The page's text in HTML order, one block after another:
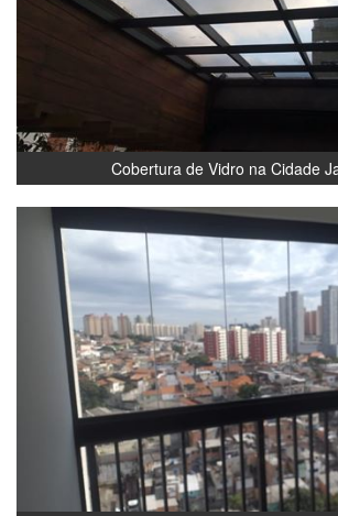
Cobertura de Vidro na Cidade